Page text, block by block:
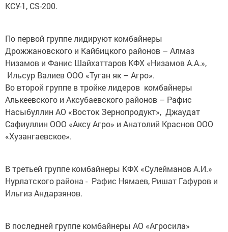
КСУ-1, CS-200.
По первой группе лидируют комбайнеры
Дрожжановского и Кайбицкого районов – Алмаз
Низамов и Фанис Шайхаттаров КФХ «Низамов А.А.»,
Ильсур Валиев ООО «Туган як – Агро».
Во второй группе в тройке лидеров комбайнеры
Алькеевского и Аксубаевского районов – Рафис
Насыбуллин АО «Восток Зернопродукт», Джаудат
Сафиуллин ООО «Аксу Агро» и Анатолий Краснов ООО
«Хузангаевское».
В третьей группе комбайнеры КФХ «Сулейманов А.И.»
Нурлатского района - Рафис Нямаев, Ришат Гафуров и
Ильгиз Андарзянов.
В последней группе комбайнеры АО «Агросила»